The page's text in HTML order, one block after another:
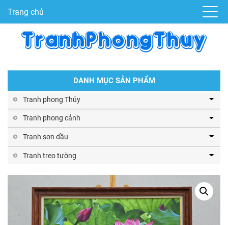
Trang chủ
DANH MỤC SẢN PHẨM
Tranh phong Thủy
Tranh phong cảnh
Tranh sơn dầu
Tranh treo tường